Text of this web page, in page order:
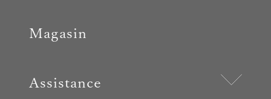
Magasin
Assistance